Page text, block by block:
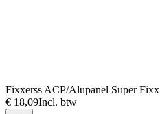
Fixxerss ACP/Alupanel Super Fixx
€ 18,09Incl. btw